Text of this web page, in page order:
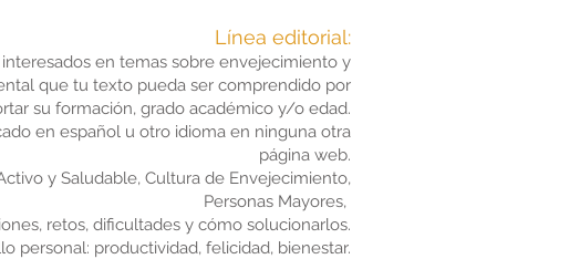
Línea editorial:
en temas sobre envejecimiento y
que tu texto pueda ser comprendido por
su formación, grado académico y/o edad.
en español u otro idioma en ninguna otra
página web.
y Saludable, Cultura de Envejecimiento,
Personas Mayores,
retos, dificultades y cómo solucionarlos.
personal: productividad, felicidad, bienestar.